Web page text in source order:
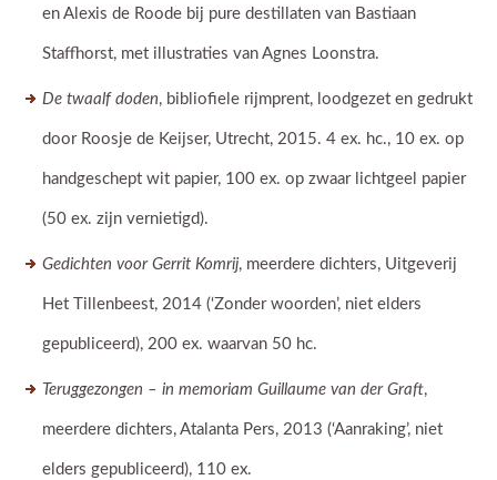
en Alexis de Roode bij pure destillaten van Bastiaan
Staffhorst, met illustraties van Agnes Loonstra.
De twaalf doden, bibliofiele rijmprent, loodgezet en gedrukt
door Roosje de Keijser, Utrecht, 2015. 4 ex. hc., 10 ex. op
handgeschept wit papier, 100 ex. op zwaar lichtgeel papier
(50 ex. zijn vernietigd).
Gedichten voor Gerrit Komrij, meerdere dichters, Uitgeverij
Het Tillenbeest, 2014 (‘Zonder woorden’, niet elders
gepubliceerd), 200 ex. waarvan 50 hc.
Teruggezongen – in memoriam Guillaume van der Graft,
meerdere dichters, Atalanta Pers, 2013 (‘Aanraking’, niet
elders gepubliceerd), 110 ex.